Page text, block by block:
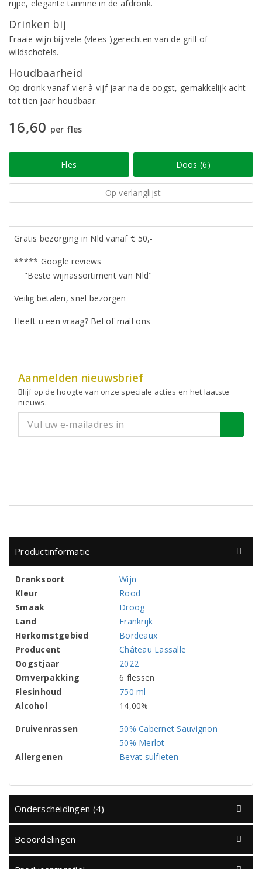
rijpe, elegante tannine in de afdronk.
Drinken bij
Fraaie wijn bij vele (vlees-)gerechten van de grill of
wildschotels.
Houdbaarheid
Op dronk vanaf vier à vijf jaar na de oogst, gemakkelijk acht
tot tien jaar houdbaar.
16,60 per fles
Fles Doos (6)
Op verlanglijst
Gratis bezorging in Nld vanaf € 50,-
***** Google reviews
"Beste wijnassortiment van Nld"
Veilig betalen, snel bezorgen
Heeft u een vraag? Bel of mail ons
Aanmelden nieuwsbrief
Blijf op de hoogte van onze speciale acties en het laatste
nieuws.
Productinformatie
Dranksoort
Wijn
Kleur
Rood
Smaak
Droog
Land
Frankrijk
Herkomstgebied
Bordeaux
Producent
Château Lassalle
Oogstjaar
2022
Omverpakking
6 flessen
Flesinhoud
750 ml
Alcohol
14,00%
Druivenrassen
50% Cabernet Sauvignon
50% Merlot
Allergenen
Bevat sulfieten
Onderscheidingen (4)
Beoordelingen